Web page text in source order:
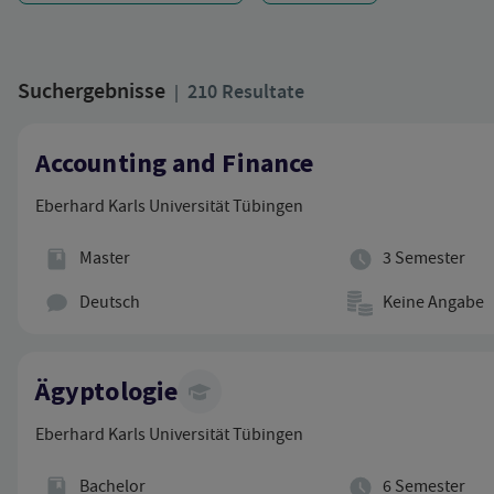
Suchergebnisse | 210 ResultateGefiltert nach Standort:
Suchergebnisse
Accounting and Finance
Eberhard Karls Universität Tübingen
Abschluss
Master Regelstudienzeit
3 Semester
Hauptunterrichtssprache
Deutsch Studienbeitrag
Keine Angabe
Ägyptologie
Eberhard Karls Universität Tübingen
Abschluss
Bachelor Regelstudienzeit
6 Semester